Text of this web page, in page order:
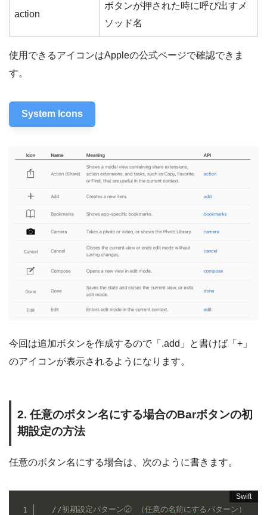
action
ボタンが押された時に呼び出すメ
ソッド名
使用できるアイコンはAppleの公式ページで確認できま
す。
System Icons
今回は追加ボタンを作成するので「.add」と書けば「+」
のアイコンが表示されるようになります。
2. 任意のボタン名にする場合のBarボタンの初
期設定の方法
任意のボタン名にする場合は、次のように書きます。
//初期設定パターン② （任意の名前にするパターン）